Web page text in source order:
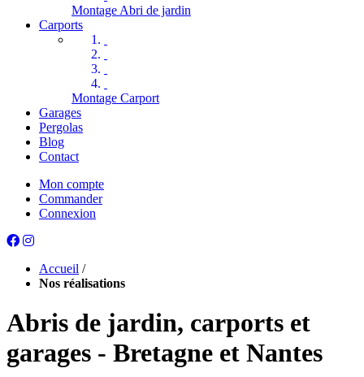
Montage Abri de jardin
Carports
Montage Carport
Garages
Pergolas
Blog
Contact
Mon compte
Commander
Connexion
Accueil /
Nos réalisations
Abris de jardin, carports et
garages - Bretagne et Nantes